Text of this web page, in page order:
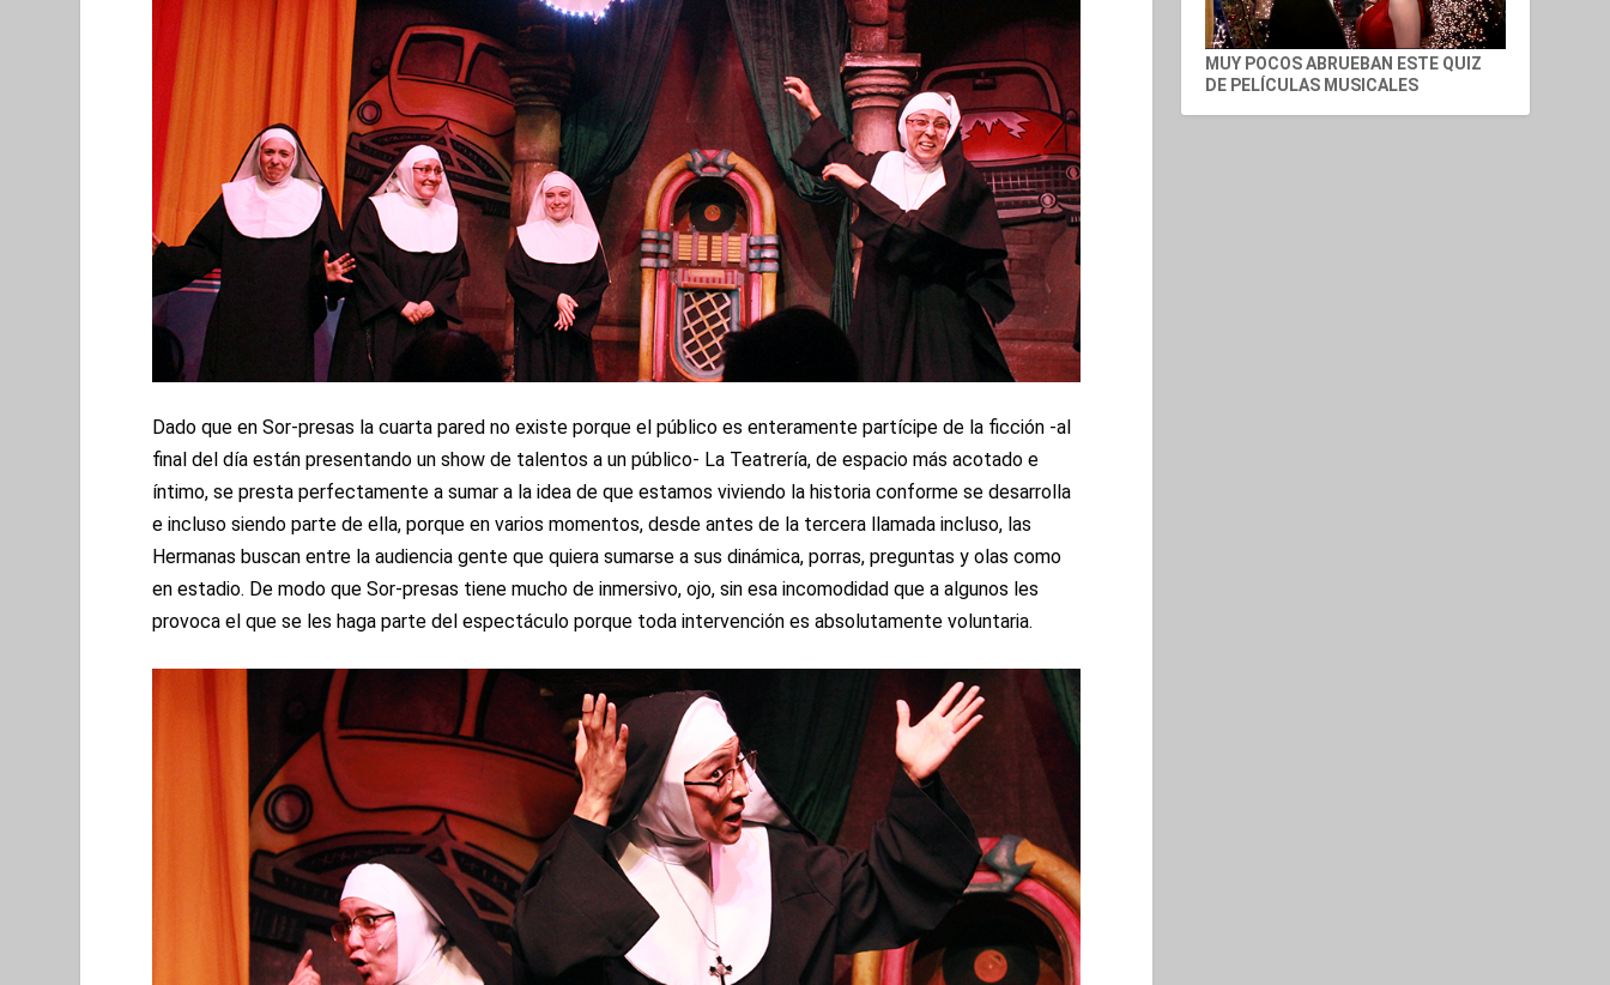
Dado que en Sor-presas la cuarta pared no existe porque el público es enteramente partícipe de la ficción -al
final del día están presentando un show de talentos a un público- La Teatrería, de espacio más acotado e
íntimo, se presta perfectamente a sumar a la idea de que estamos viviendo la historia conforme se desarrolla
e incluso siendo parte de ella, porque en varios momentos, desde antes de la tercera llamada incluso, las
Hermanas buscan entre la audiencia gente que quiera sumarse a sus dinámica, porras, preguntas y olas como
en estadio. De modo que Sor-presas tiene mucho de inmersivo, ojo, sin esa incomodidad que a algunos les
provoca el que se les haga parte del espectáculo porque toda intervención es absolutamente voluntaria.
MUY POCOS ABRUEBAN ESTE QUIZ
DE PELÍCULAS MUSICALES